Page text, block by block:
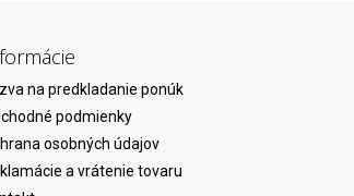
na predkladanie ponúk
podmienky
osobných údajov
a vrátenie tovaru